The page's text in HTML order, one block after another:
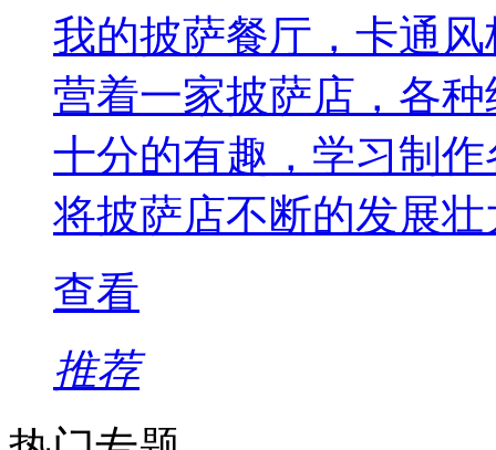
我的披萨餐厅，卡通
营着一家披萨店，各
十分的有趣，学习制
将披萨店不断的发展壮
查看
推荐